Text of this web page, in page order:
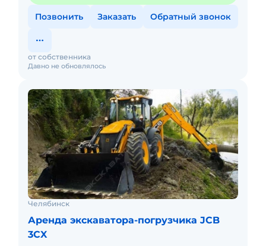
Позвонить Заказать Обратный звонок
Давно не обновлялось
от собственника
Челябинск
Аренда экскаватора-погрузчика JCB
3CX